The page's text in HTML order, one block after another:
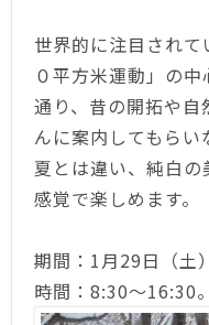
世界的に注目され
０平方米運動」の
通り、昔の開拓や自
んに案内してもらい
夏とは違い、純白
感覚で楽しめます。
期間：1月29日（土
時間：8:30～16:30。